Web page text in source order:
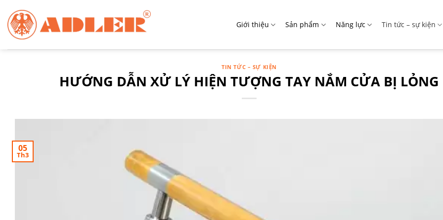
đến
nội
dung
Giới thiệu Sản phẩm Năng lực Tin tức – sự kiện
TIN TỨC – SỰ KIỆN
HƯỚNG DẪN XỬ LÝ HIỆN TƯỢNG TAY NẮM CỬA BỊ LỎNG
05
Th3